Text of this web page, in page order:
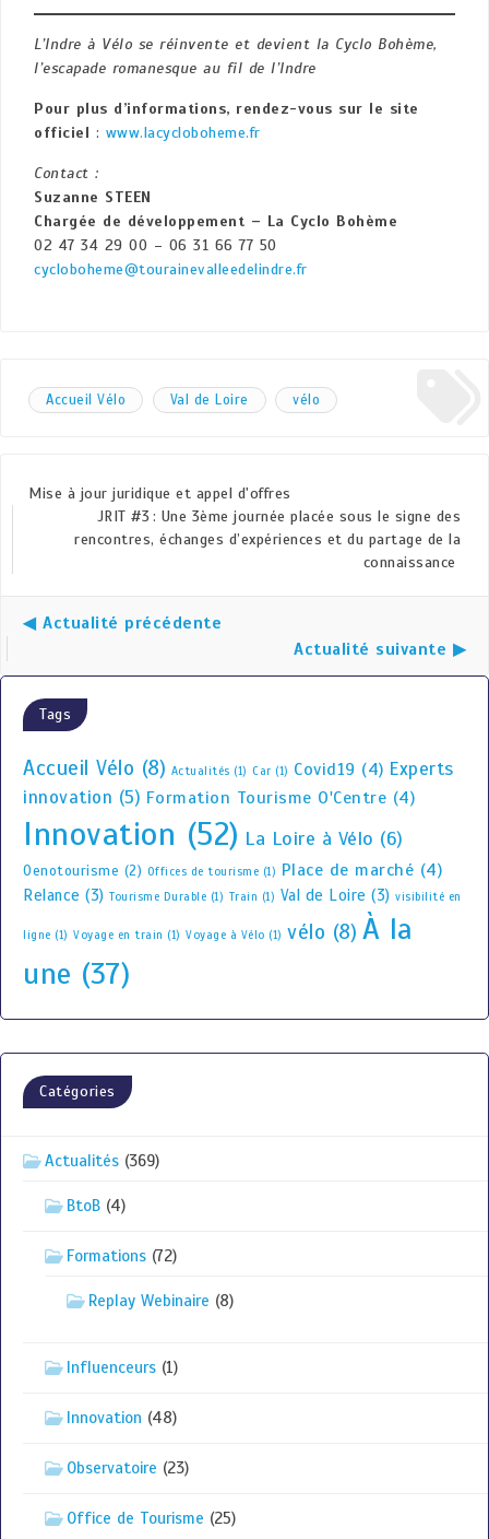
L’Indre à Vélo se réinvente et devient la Cyclo Bohème,
l’escapade romanesque au fil de l’Indre
Pour plus d’informations, rendez-vous sur le site
officiel : www.lacycloboheme.fr
Contact :
Suzanne STEEN
Chargée de développement – La Cyclo Bohème
02 47 34 29 00 – 06 31 66 77 50
cycloboheme@tourainevalleedelindre.fr
Accueil Vélo Val de Loire vélo
Mise à jour juridique et appel d'offres
JRIT #3 : Une 3ème journée placée sous le signe des
rencontres, échanges d’expériences et du partage de la
connaissance
◀ Actualité précédente
Actualité suivante ▶
Tags
Accueil Vélo (8) Actualités (1) Car (1) Covid19 (4) Experts
innovation (5) Formation Tourisme O'Centre (4)
Innovation (52) La Loire à Vélo (6)
Oenotourisme (2) Offices de tourisme (1) Place de marché (4)
Relance (3) Tourisme Durable (1) Train (1) Val de Loire (3) visibilité en
ligne (1) Voyage en train (1) Voyage à Vélo (1) vélo (8) À la
une (37)
Catégories
Actualités (369)
BtoB (4)
Formations (72)
Replay Webinaire (8)
Influenceurs (1)
Innovation (48)
Observatoire (23)
Office de Tourisme (25)